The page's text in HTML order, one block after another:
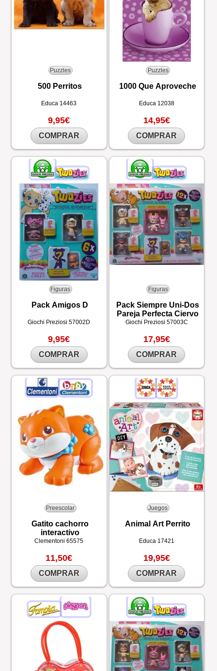
Puzzles
500 Perritos
Educa 14463
9,95€
COMPRAR
Puzzles
1000 Que Aproveche
Educa 12038
14,95€
COMPRAR
Figuras
Pack Amigos D
Giochi Preziosi57002D
9,95€
COMPRAR
Figuras
Pack Siempre Uni-Dos
Pareja Perfecta Ciervo
Giochi Preziosi 57003C
17,95€
COMPRAR
Preescolar
Gatito cachorro
interactivo
Clementoni65575
11,50€
COMPRAR
Juegos
Animal Art Perrito
Educa 17421
19,95€
COMPRAR